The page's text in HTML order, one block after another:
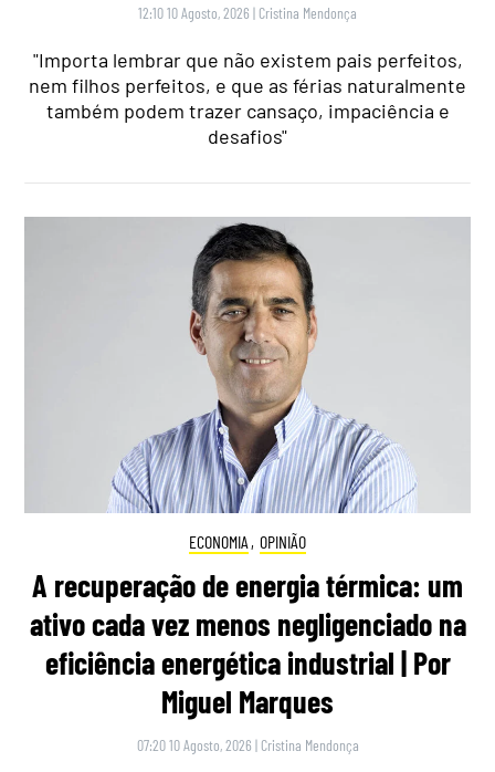
12:10 10 Agosto, 2026 | Cristina Mendonça
"Importa lembrar que não existem pais perfeitos,
nem filhos perfeitos, e que as férias naturalmente
também podem trazer cansaço, impaciência e
desafios"
ECONOMIA , OPINIÃO
A recuperação de energia térmica: um
ativo cada vez menos negligenciado na
eficiência energética industrial | Por
Miguel Marques
07:20 10 Agosto, 2026 | Cristina Mendonça